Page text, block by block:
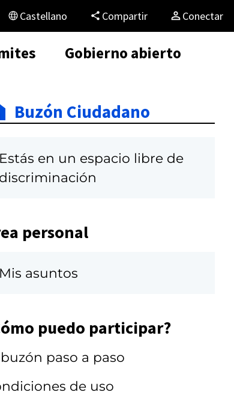
Castellano Compartir Conectar
Gobierno abierto
Buzón Ciudadano
Estás en un espacio libre de
discriminación
personal
Mis asuntos
puedo participar?
paso a paso
de uso